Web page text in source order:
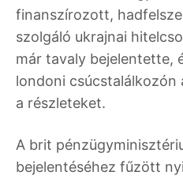
finanszírozott,
szolgáló ukrajnai
már tavaly bejelentette,
londoni
a részleteket.
A brit
bejelentéséhez fűzött